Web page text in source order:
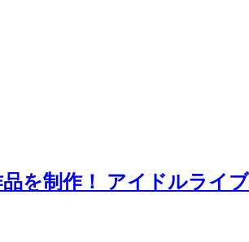
を制作！ アイドルライ